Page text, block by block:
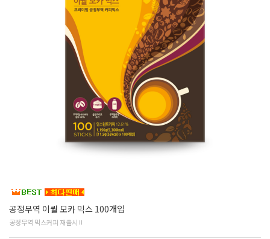
공정무역 이퀄 모카 믹스 100개입
공정무역 믹스커피 재출시 !!